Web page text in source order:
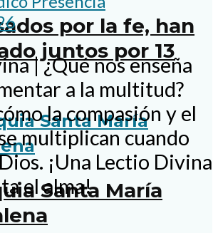
por la fe, han
juntos por 13
Santa María
| ¿Qué nos enseña
a la multitud?
la compasión y el
multiplican cuando
¡Una Lectio Divina
el alma!